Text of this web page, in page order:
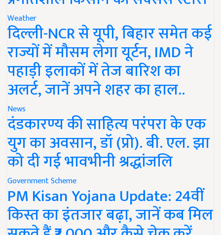
Weather
दिल्ली-NCR से यूपी, बिहार समेत कई
राज्यों में मौसम लेगा यूर्टन, IMD ने
पहाड़ी इलाकों में तेज बारिश का
अलर्ट, जानें अपने शहर का हाल..
News
दंडकारण्य की साहित्य परंपरा के एक
युग का अवसान, डॉ (प्रो). बी. एल. झा
को दी गई भावभीनी श्रद्धांजलि
Government Scheme
PM Kisan Yojana Update: 24वीं
किस्त का इंतजार बढ़ा, जानें कब मिल